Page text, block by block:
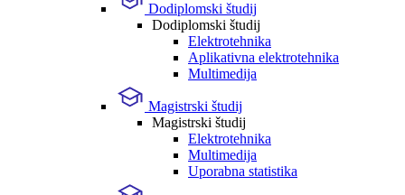
Dodiplomski študij
Dodiplomski študij
Elektrotehnika
Aplikativna elektrotehnika
Multimedija
Magistrski študij
Magistrski študij
Elektrotehnika
Multimedija
Uporabna statistika